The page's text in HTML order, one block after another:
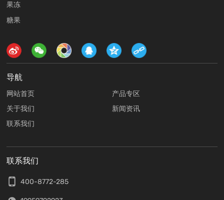
果冻
糖果
导航
网站首页
产品专区
关于我们
新闻资讯
联系我们
联系我们
400-8772-285